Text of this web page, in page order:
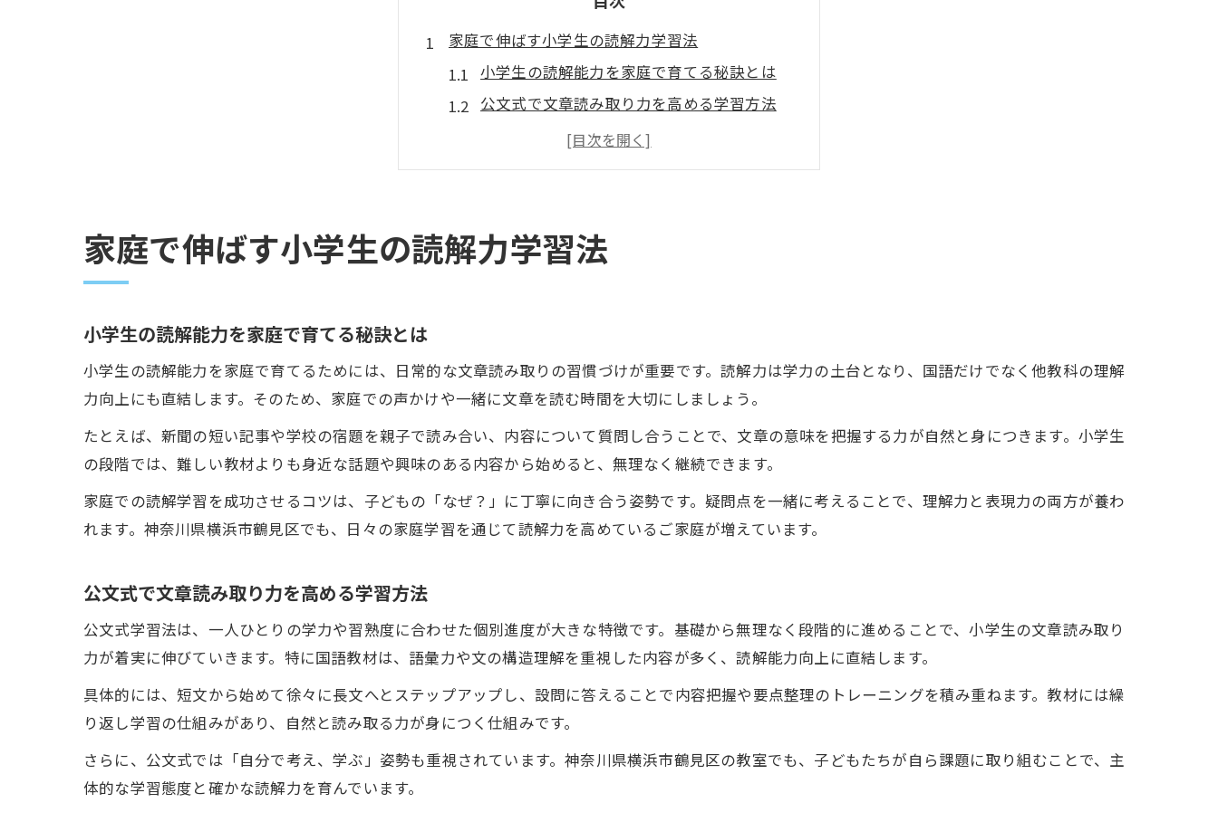
家庭で伸ばす小学生の読解力学習法
小学生の読解能力を家庭で育てる秘訣とは
公文式で文章読み取り力を高める学習方法
読解力向上へ家庭でできる日々の工夫
文章読み取りが苦手な小学生への対応策
公文式で文章読み取り力が自然に育つ理由
公文式が小学生の読解能力に与える影響
公文式学習法で文章理解力が伸びる理由
小学生の読解力向上は日々の反復練習で
毎日の学習習慣が読解能力を支える理由
文章読み取りが苦手な小学生へのアプローチ
読解能力を引き出すサポートの工夫とは
家庭でできる文章読み取り苦手対策ポイント
小学生の自信を育てる読解力強化法
家庭で伸ばす小学生の読解力学習法
小学生の読解能力を家庭で育てる秘訣とは
小学生の読解能力を家庭で育てるためには、日常的な文章読み取りの習慣づけが重要です。読解力は学力の土台となり、国語だけでなく他教科の理解
力向上にも直結します。そのため、家庭での声かけや一緒に文章を読む時間を大切にしましょう。
たとえば、新聞の短い記事や学校の宿題を親子で読み合い、内容について質問し合うことで、文章の意味を把握する力が自然と身につきます。小学生
の段階では、難しい教材よりも身近な話題や興味のある内容から始めると、無理なく継続できます。
家庭での読解学習を成功させるコツは、子どもの「なぜ？」に丁寧に向き合う姿勢です。疑問点を一緒に考えることで、理解力と表現力の両方が養わ
れます。神奈川県横浜市鶴見区でも、日々の家庭学習を通じて読解力を高めているご家庭が増えています。
公文式で文章読み取り力を高める学習方法
公文式学習法は、一人ひとりの学力や習熟度に合わせた個別進度が大きな特徴です。基礎から無理なく段階的に進めることで、小学生の文章読み取り
力が着実に伸びていきます。特に国語教材は、語彙力や文の構造理解を重視した内容が多く、読解能力向上に直結します。
具体的には、短文から始めて徐々に長文へとステップアップし、設問に答えることで内容把握や要点整理のトレーニングを積み重ねます。教材には繰
り返し学習の仕組みがあり、自然と読み取る力が身につく仕組みです。
さらに、公文式では「自分で考え、学ぶ」姿勢も重視されています。神奈川県横浜市鶴見区の教室でも、子どもたちが自ら課題に取り組むことで、主
体的な学習態度と確かな読解力を育んでいます。